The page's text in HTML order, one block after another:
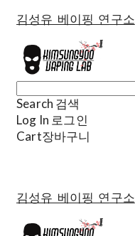
김성유 베이핑 연구소
Search 검색
Log In 로그인
Cart장바구니
김성유 베이핑 연구소